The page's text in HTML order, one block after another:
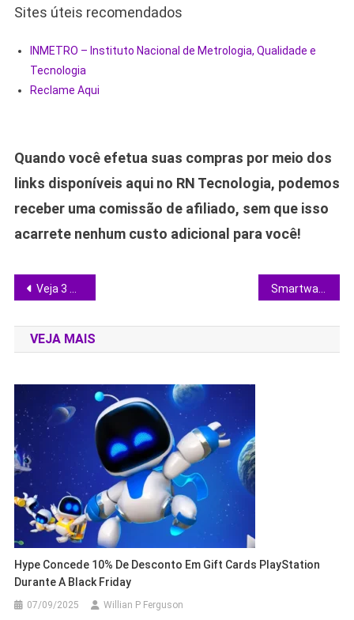
Sites úteis recomendados
INMETRO – Instituto Nacional de Metrologia, Qualidade e
Tecnologia
Reclame Aqui
Quando você efetua suas compras por meio dos
links disponíveis aqui no RN Tecnologia, podemos
receber uma comissão de afiliado, sem que isso
acarrete nenhum custo adicional para você!
Navegação
de
Post
Veja 3 monitores ultrawide em oferta e escolha o ideal para trabalho ou game
VEJA MAIS
Hype Concede 10% De Desconto Em Gift Cards PlayStation
Durante A Black Friday
07/09/2025 Willian P Ferguson